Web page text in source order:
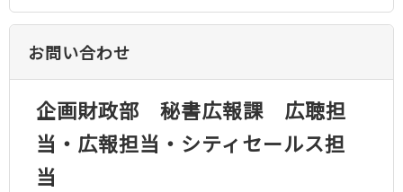
お問い合わせ
企画財政部 秘書広報課 広聴担
当・広報担当・シティセールス担
当